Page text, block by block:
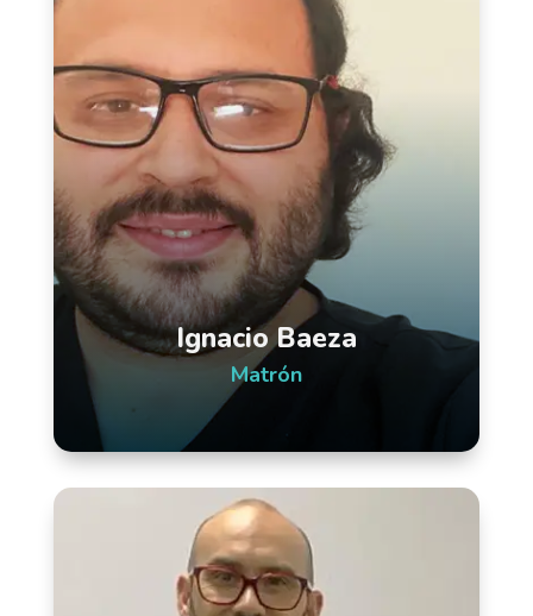
Ignacio Baeza
Matrón